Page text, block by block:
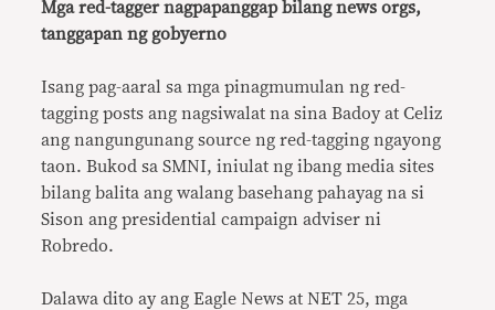
Mga red-tagger nagpapanggap bilang news orgs,
tanggapan ng gobyerno
Isang pag-aaral sa mga pinagmumulan ng red-
tagging posts ang nagsiwalat na sina Badoy at Celiz
ang nangungunang source ng red-tagging ngayong
taon. Bukod sa SMNI, iniulat ng ibang media sites
bilang balita ang walang basehang pahayag na si
Sison ang presidential campaign adviser ni
Robredo.
Dalawa dito ay ang Eagle News at NET 25, mga